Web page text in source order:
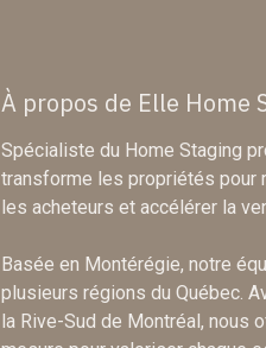
À propos de Elle Home
Spécialiste du Home Staging
transforme les propriétés pour
les acheteurs et accélérer la
Basée en Montérégie, notre
plusieurs régions du Québec.
la Rive-Sud de Montréal, nous